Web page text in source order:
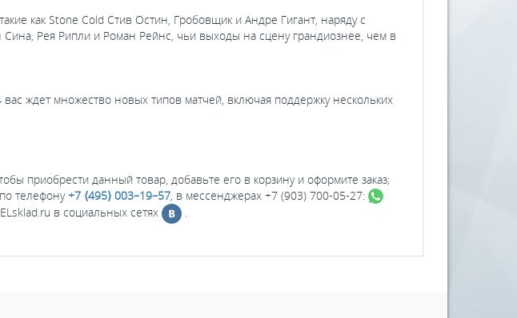
как Stone Cold Стив Остин, Гробовщик и Андре Гигант, наряду с
Рея Рипли и Роман Рейнс, чьи выходы на сцену грандиознее, чем в
ждет множество новых типов матчей, включая поддержку нескольких
приобрести данный товар, добавьте его в корзину и оформите заказ;
телефону+7 ⟨495⟩ 003–19–57 , в мессенджерах +7 (903) 700-05-27:
в социальных сетях .